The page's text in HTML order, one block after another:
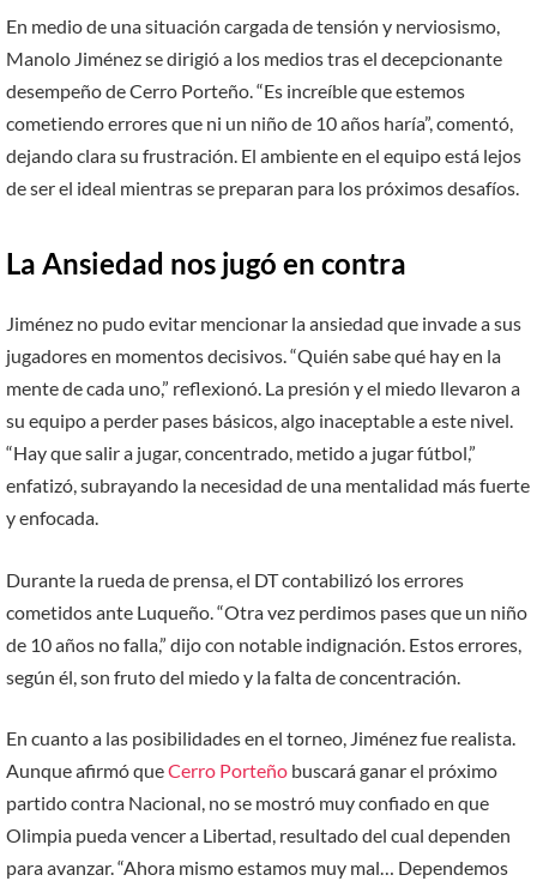
En medio de una situación cargada de tensión y nerviosismo,
Manolo Jiménez se dirigió a los medios tras el decepcionante
desempeño de Cerro Porteño. “Es increíble que estemos
cometiendo errores que ni un niño de 10 años haría”, comentó,
dejando clara su frustración. El ambiente en el equipo está lejos
de ser el ideal mientras se preparan para los próximos desafíos.
La Ansiedad nos jugó en contra
Jiménez no pudo evitar mencionar la ansiedad que invade a sus
jugadores en momentos decisivos. “Quién sabe qué hay en la
mente de cada uno,” reflexionó. La presión y el miedo llevaron a
su equipo a perder pases básicos, algo inaceptable a este nivel.
“Hay que salir a jugar, concentrado, metido a jugar fútbol,”
enfatizó, subrayando la necesidad de una mentalidad más fuerte
y enfocada.
Durante la rueda de prensa, el DT contabilizó los errores
cometidos ante Luqueño. “Otra vez perdimos pases que un niño
de 10 años no falla,” dijo con notable indignación. Estos errores,
según él, son fruto del miedo y la falta de concentración.
En cuanto a las posibilidades en el torneo, Jiménez fue realista.
Aunque afirmó queCerro Porteño buscará ganar el próximo
partido contra Nacional, no se mostró muy confiado en que
Olimpia pueda vencer a Libertad, resultado del cual dependen
para avanzar. “Ahora mismo estamos muy mal… Dependemos